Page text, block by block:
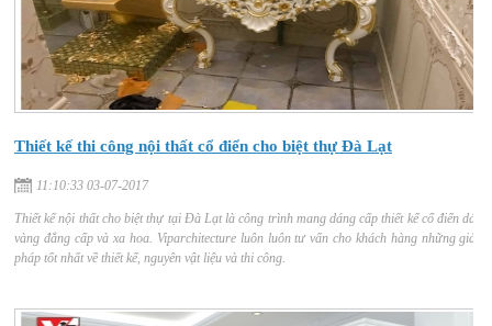
Thiết kế thi công nội thất cổ điển cho biệt thự Đà Lạt
11:10:33 03-07-2017
Thiết kế nội thất cho biệt thự tại Đà Lạt là công trình mang dáng cấp thiết kế cổ điển dát
vàng đẳng cấp và xa hoa. Viparchitecture luôn luôn tư vấn cho khách hàng những giải
pháp tốt nhất về thiết kế, nguyên vật liệu và thi công.